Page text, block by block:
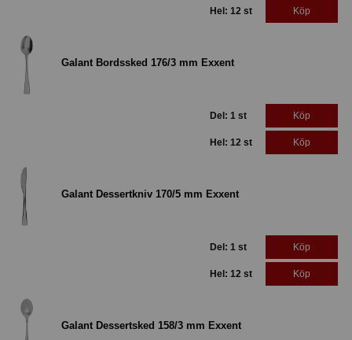
Hel: 12 st Köp
Galant Bordssked 176/3 mm Exxent
Del: 1 st Köp
Hel: 12 st Köp
Galant Dessertkniv 170/5 mm Exxent
Del: 1 st Köp
Hel: 12 st Köp
Galant Dessertsked 158/3 mm Exxent